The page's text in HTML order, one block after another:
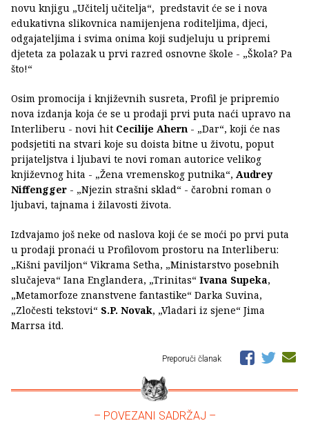
novu knjigu „Učitelj učitelja“, predstavit će se i nova
edukativna slikovnica namijenjena roditeljima, djeci,
odgajateljima i svima onima koji sudjeluju u pripremi
djeteta za polazak u prvi razred osnovne škole - „Škola? Pa
što!“
Osim promocija i književnih susreta, Profil je pripremio
nova izdanja koja će se u prodaji prvi puta naći upravo na
Interliberu - novi hit Cecilije Ahern - „Dar“, koji će nas
podsjetiti na stvari koje su doista bitne u životu, poput
prijateljstva i ljubavi te novi roman autorice velikog
književnog hita - „Žena vremenskog putnika“, Audrey
Niffengger - „Njezin strašni sklad“ - čarobni roman o
ljubavi, tajnama i žilavosti života.
Izdvajamo još neke od naslova koji će se moći po prvi puta
u prodaji pronaći u Profilovom prostoru na Interliberu:
„Kišni paviljon“ Vikrama Setha, „Ministarstvo posebnih
slučajeva“ Iana Englandera, „Trinitas“ Ivana Supeka,
„Metamorfoze znanstvene fantastike“ Darka Suvina,
„Zločesti tekstovi“ S.P. Novak, „Vladari iz sjene“ Jima
Marrsa itd.
Preporuči članak
– POVEZANI SADRŽAJ –